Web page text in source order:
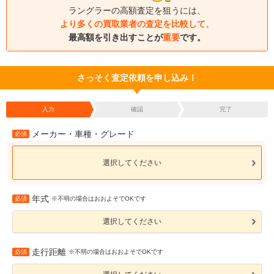
ラングラーの高額査定を狙うには、
より多くの買取業者の査定を比較して、
最高額を引き出すことが重要です。
さっそく査定依頼を申し込み！
入力 確認 完了
必須 メーカー・車種・グレード
選択してください
必須 年式 ※不明の場合はおおよそでOKです
選択してください
必須 走行距離 ※不明の場合はおおよそでOKです